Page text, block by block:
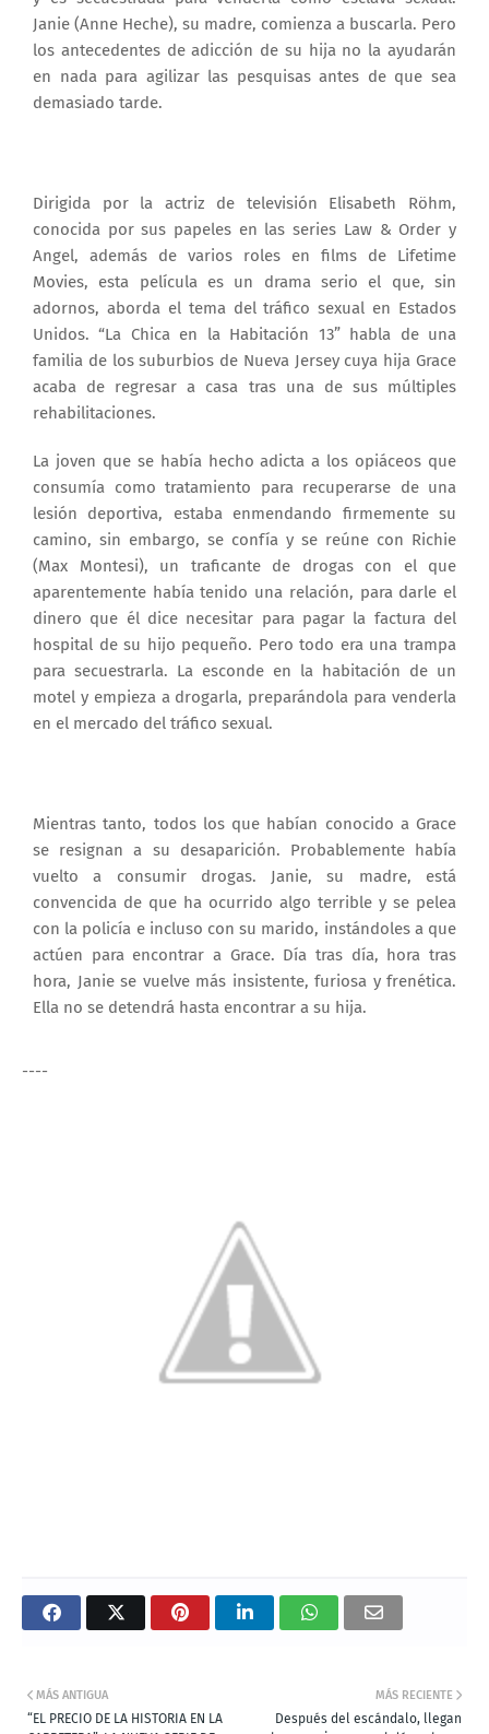
Janie (Anne Heche), su madre, comienza a buscarla. Pero
los antecedentes de adicción de su hija no la ayudarán
en nada para agilizar las pesquisas antes de que sea
demasiado tarde.
Dirigida por la actriz de televisión Elisabeth Röhm,
conocida por sus papeles en las series Law & Order y
Angel, además de varios roles en films de Lifetime
Movies, esta película es un drama serio el que, sin
adornos, aborda el tema del tráfico sexual en Estados
Unidos. “La Chica en la Habitación 13” habla de una
familia de los suburbios de Nueva Jersey cuya hija Grace
acaba de regresar a casa tras una de sus múltiples
rehabilitaciones.
La joven que se había hecho adicta a los opiáceos que
consumía como tratamiento para recuperarse de una
lesión deportiva, estaba enmendando firmemente su
camino, sin embargo, se confía y se reúne con Richie
(Max Montesi), un traficante de drogas con el que
aparentemente había tenido una relación, para darle el
dinero que él dice necesitar para pagar la factura del
hospital de su hijo pequeño. Pero todo era una trampa
para secuestrarla. La esconde en la habitación de un
motel y empieza a drogarla, preparándola para venderla
en el mercado del tráfico sexual.
Mientras tanto, todos los que habían conocido a Grace
se resignan a su desaparición. Probablemente había
vuelto a consumir drogas. Janie, su madre, está
convencida de que ha ocurrido algo terrible y se pelea
con la policía e incluso con su marido, instándoles a que
actúen para encontrar a Grace. Día tras día, hora tras
hora, Janie se vuelve más insistente, furiosa y frenética.
Ella no se detendrá hasta encontrar a su hija.
----
MÁS RECIENTE
Después del escándalo, llegan
MÁS ANTIGUA
“EL PRECIO DE LA HISTORIA EN LA